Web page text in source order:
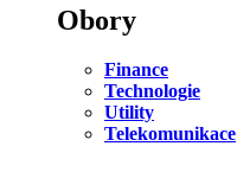
Obory
Finance
Technologie
Utility
Telekomunikace